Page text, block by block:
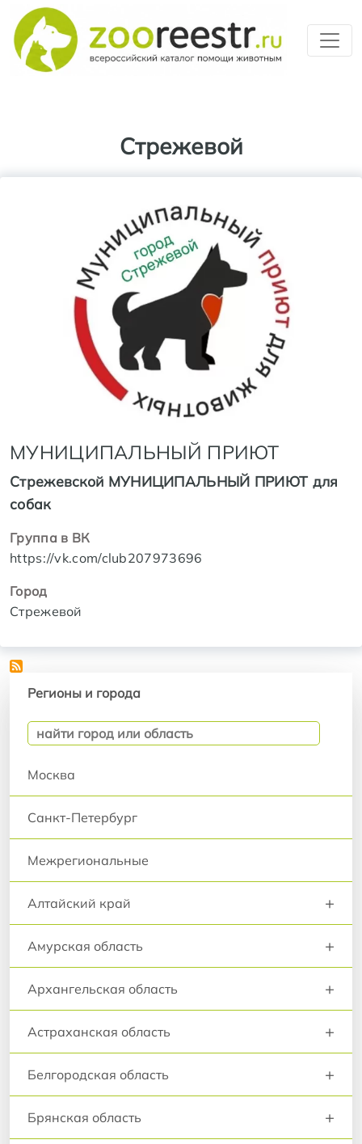
Стрежевой
МУНИЦИПАЛЬНЫЙ ПРИЮТ
Стрежевской МУНИЦИПАЛЬНЫЙ ПРИЮТ для
собак
Группа в ВК
https://vk.com/club207973696
Город
Стрежевой
Регионы и города
Москва
Санкт-Петербург
Межрегиональные
Алтайский край +
Амурская область +
Архангельская область +
Астраханская область +
Белгородская область +
Брянская область +